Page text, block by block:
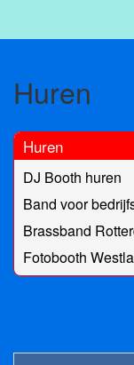
Huren
Huren
DJ Booth huren
Band voor
Brassband
Fotobooth